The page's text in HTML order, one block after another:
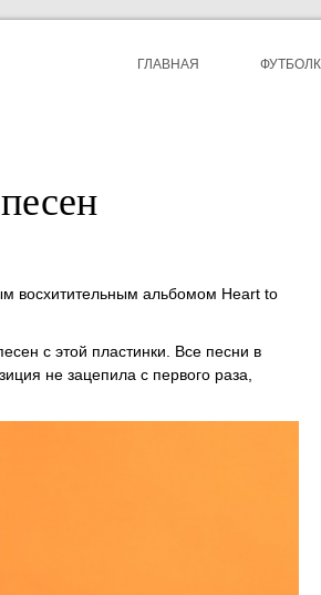
ГЛАВНАЯ
восхитительным альбомом Heart to
с этой пластинки. Все песни в
не зацепила с первого раза,